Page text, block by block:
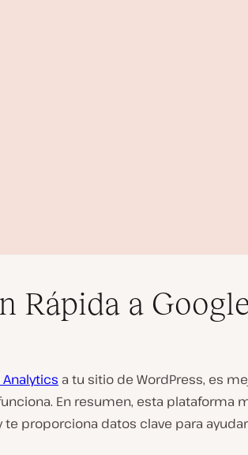
e
p
Rápida a
Analytics a tu sitio de WordPress, es
En resumen, esta plataforma
proporciona datos clave para